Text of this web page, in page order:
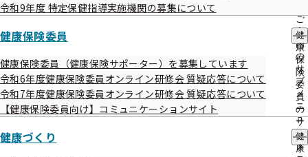
覧
メ
ニ
ュ
ー
ご
案
内
の
サ
ブ
メ
ニ
ュ
ー
令和9年度 特定保健指導実施機関の募集について
健康保険委員
健
康
保
険
委
員
の
サ
ブ
メ
健康保険委員（健康保険サポーター）を募集しています
令和6年度健康保険委員オンライン研修会 質疑応答について
令和7年度健康保険委員オンライン研修会 質疑応答について
【健康保険委員向け】コミュニケーションサイト
健康づくり
健
康
令和5年度第3回大分支部評議会
令和05年12月27日開催
開催案内
資料
議事録
令和5年度第2回大分支部評議会